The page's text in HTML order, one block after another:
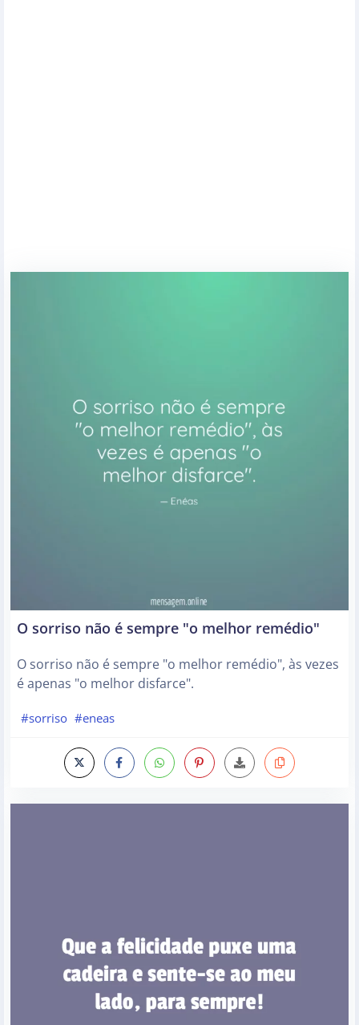
O sorriso não é sempre "o melhor remédio"
O sorriso não é sempre "o melhor remédio", às vezes
é apenas "o melhor disfarce".
#sorriso #eneas